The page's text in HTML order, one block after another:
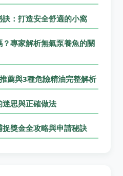
：打造安全舒適的小窩
專家解析無氣泵養魚的關
薦與3種危險精油完整解析
思與正確做法
獎金全攻略與申請秘訣